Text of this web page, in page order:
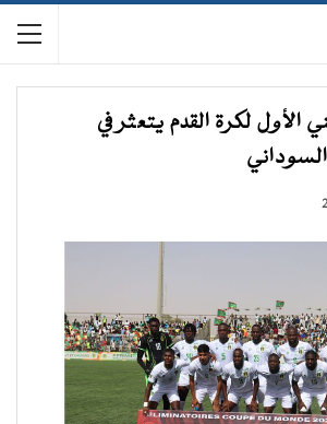
الأول لكرة القدم يتعثر في